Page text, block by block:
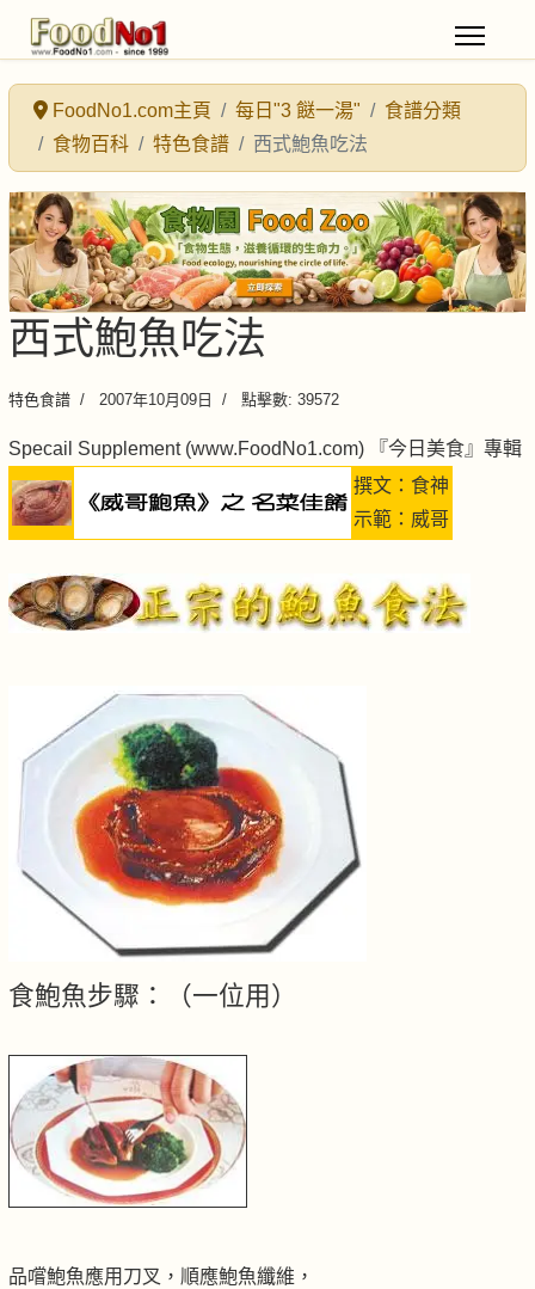
FoodNo1.com主頁 每日"3 餸一湯"
食譜分類
食物百科
特色食譜 西式鮑魚吃法
西式鮑魚吃法
特色食譜 2007年10月09日 點擊數: 39572
Specail Supplement (www.FoodNo1.com) 『今日美食』專輯
撰文：食神
示範：威哥
食鮑魚步驟：（一位用）
品嚐鮑魚應用刀叉，順應鮑魚纖維，